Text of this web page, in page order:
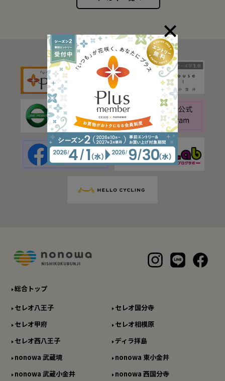
総合トップ
セレオ八王子
セレオ国分寺
セレオ甲府
セレオ相模原
セレオ西八王子
ディラ拝島
nonowa 武蔵境
nonowa 東小金井
nonowa 武蔵小金井
nonowa 西国分寺